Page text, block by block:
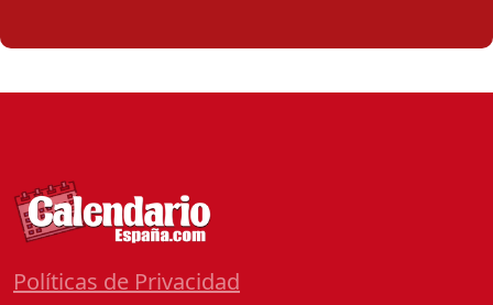
Políticas de Privacidad